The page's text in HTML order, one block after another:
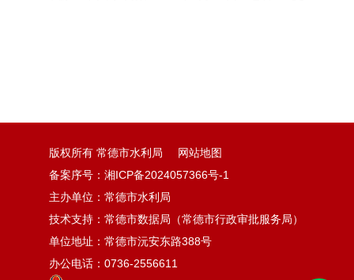
版权所有 常德市水利局
网站地图
备案序号：湘ICP备2024057366号-1
主办单位：常德市水利局
技术支持：常德市数据局（常德市行政审批服务局）
单位地址：常德市沅安东路388号
办公电话：0736-2556611